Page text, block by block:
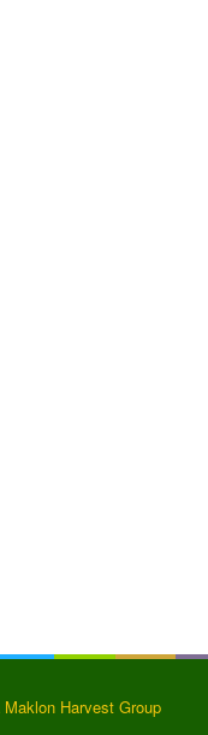
Harvest Group